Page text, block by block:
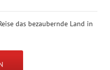
das bezaubernde Land in